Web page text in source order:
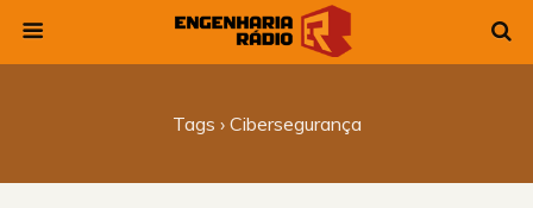
Tags › Cibersegurança